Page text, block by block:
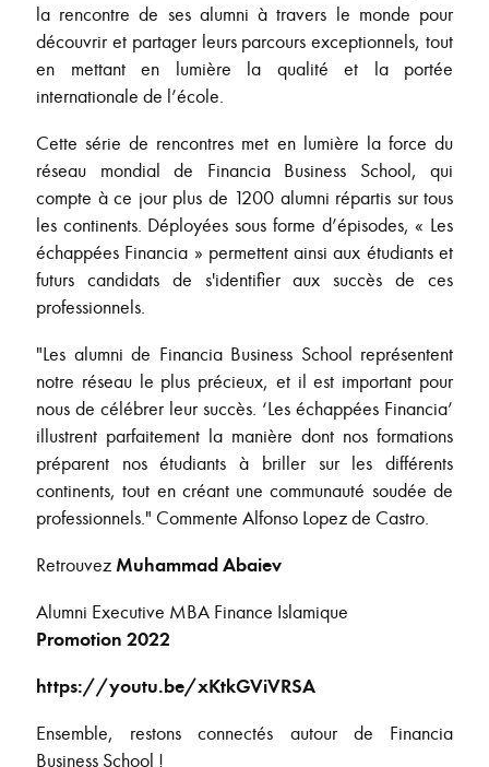
la rencontre de ses alumni à travers le monde pour
découvrir et partager leurs parcours exceptionnels, tout
en mettant en lumière la qualité et la portée
internationale de l’école.
Cette série de rencontres met en lumière la force du
réseau mondial de Financia Business School, qui
compte à ce jour plus de 1200 alumni répartis sur tous
les continents. Déployées sous forme d’épisodes, « Les
échappées Financia » permettent ainsi aux étudiants et
futurs candidats de s'identifier aux succès de ces
professionnels.
"Les alumni de Financia Business School représentent
notre réseau le plus précieux, et il est important pour
nous de célébrer leur succès. ‘Les échappées Financia’
illustrent parfaitement la manière dont nos formations
préparent nos étudiants à briller sur les différents
continents, tout en créant une communauté soudée de
professionnels." Commente Alfonso Lopez de Castro.
RetrouvezMuhammad Abaiev
Alumni Executive MBA Finance Islamique
Promotion 2022
https://youtu.be/xKtkGViVRSA
Ensemble, restons connectés autour de Financia
Business School !